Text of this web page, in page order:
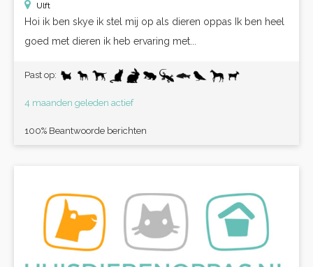
Ulft
Hoi ik ben skye ik stel mij op als dieren oppas Ik ben heel
goed met dieren ik heb ervaring met...
Past op:
4 maanden geleden actief
100% Beantwoorde berichten